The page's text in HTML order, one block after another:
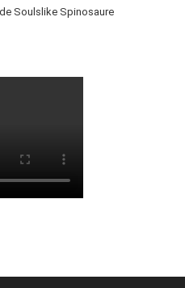
Soulslike Spinosaure